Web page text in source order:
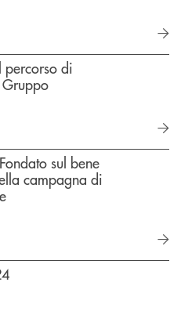
percorso di
sul bene
campagna di